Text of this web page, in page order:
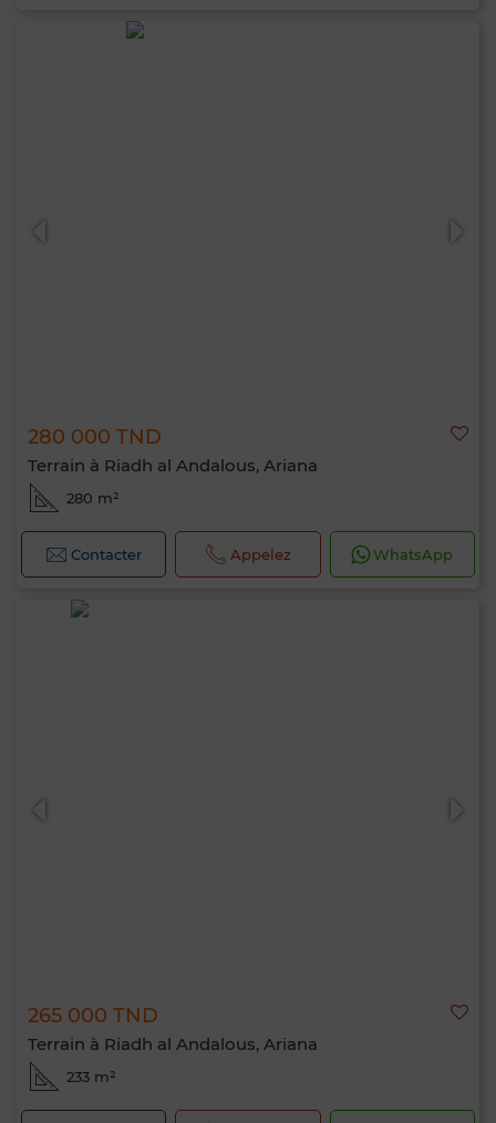
280 000 TND
Terrain à Riadh al Andalous, Ariana
280 m²
Contacter Appelez WhatsApp
265 000 TND
Terrain à Riadh al Andalous, Ariana
233 m²